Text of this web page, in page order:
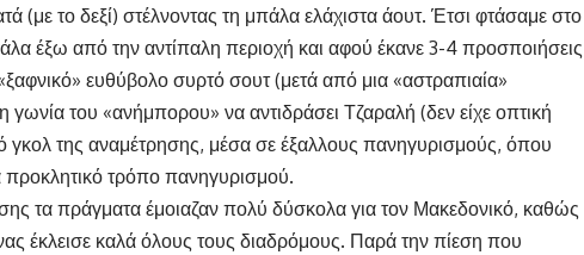
(με το δεξί) στέλνοντας τη μπάλα ελάχιστα άουτ. Έτσι φτάσαμε στο
έξω από την αντίπαλη περιοχή και αφού έκανε 3-4 προσποιήσεις
ευθύβολο συρτό σουτ (μετά από μια «αστραπιαία»
του «ανήμπορου» να αντιδράσει Τζαραλή (δεν είχε οπτική
γκολ της αναμέτρησης, μέσα σε έξαλλους πανηγυρισμούς, όπου
προκλητικό τρόπο πανηγυρισμού.
τα πράγματα έμοιαζαν πολύ δύσκολα για τον Μακεδονικό, καθώς
έκλεισε καλά όλους τους διαδρόμους. Παρά την πίεση που